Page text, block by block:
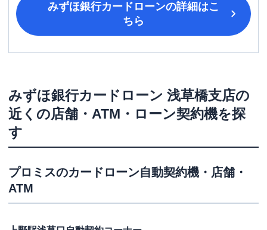
みずほ銀行カードローンの詳細はこ
ちら
みずほ銀行カードローン 浅草橋支店の
近くの店舗・ATM・ローン契約機を探
す
プロミスのカードローン自動契約機・店舗・
ATM